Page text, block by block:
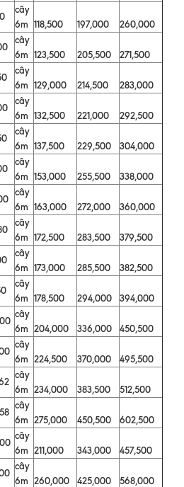
cây
6m 118,500 197,000
260,000
cây
6m 123,500 205,500
271,500
cây
6m 129,000 214,500
283,000
cây
6m 132,500 221,000
292,500
cây
6m 137,500 229,500
304,000
cây
6m 153,000 255,500
338,000
cây
6m 163,000 272,000
360,000
cây
6m 172,500 283,500
379,500
cây
6m 173,000 285,500
382,500
cây
6m 178,500 294,000
394,000
cây
6m 204,000 336,000
450,500
cây
6m 224,500 370,000
495,500
cây
6m 234,000 383,500
512,500
cây
6m 275,000 450,500
602,500
cây
6m 211,000 343,000
457,500
cây
6m 260,000 425,000
568,000